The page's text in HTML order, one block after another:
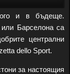
и в бъдеще.
Барселона са
централни
dello Sport.
за настоящия